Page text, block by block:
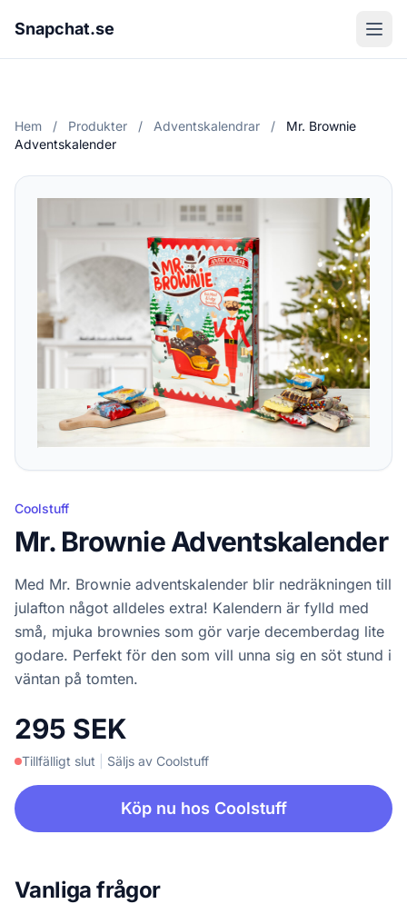
Snapchat.se
Hem / Produkter / Adventskalendrar /
Mr. Brownie
Adventskalender
Coolstuff
Mr. Brownie Adventskalender
Med Mr. Brownie adventskalender blir nedräkningen till
julafton något alldeles extra! Kalendern är fylld med
små, mjuka brownies som gör varje decemberdag lite
godare. Perfekt för den som vill unna sig en söt stund i
väntan på tomten.
295 SEK
Tillfälligt slut Säljs av Coolstuff
Köp nu hos Coolstuff
Vanliga frågor